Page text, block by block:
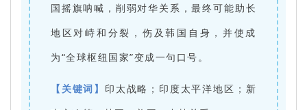
国摇旗呐喊，削弱对华关系，最终可能助长
地区对峙和分裂，伤及韩国自身，并使成
为“全球枢纽国家”变成一句口号。
【关键词】 印太战略；印度太平洋地区；新